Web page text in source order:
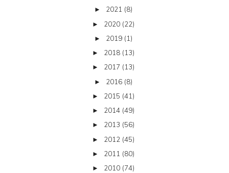
► 2021 (8)
► 2020 (22)
► 2019 (1)
► 2018 (13)
► 2017 (13)
► 2016 (8)
► 2015 (41)
► 2014 (49)
► 2013 (56)
► 2012 (45)
► 2011 (80)
► 2010 (74)